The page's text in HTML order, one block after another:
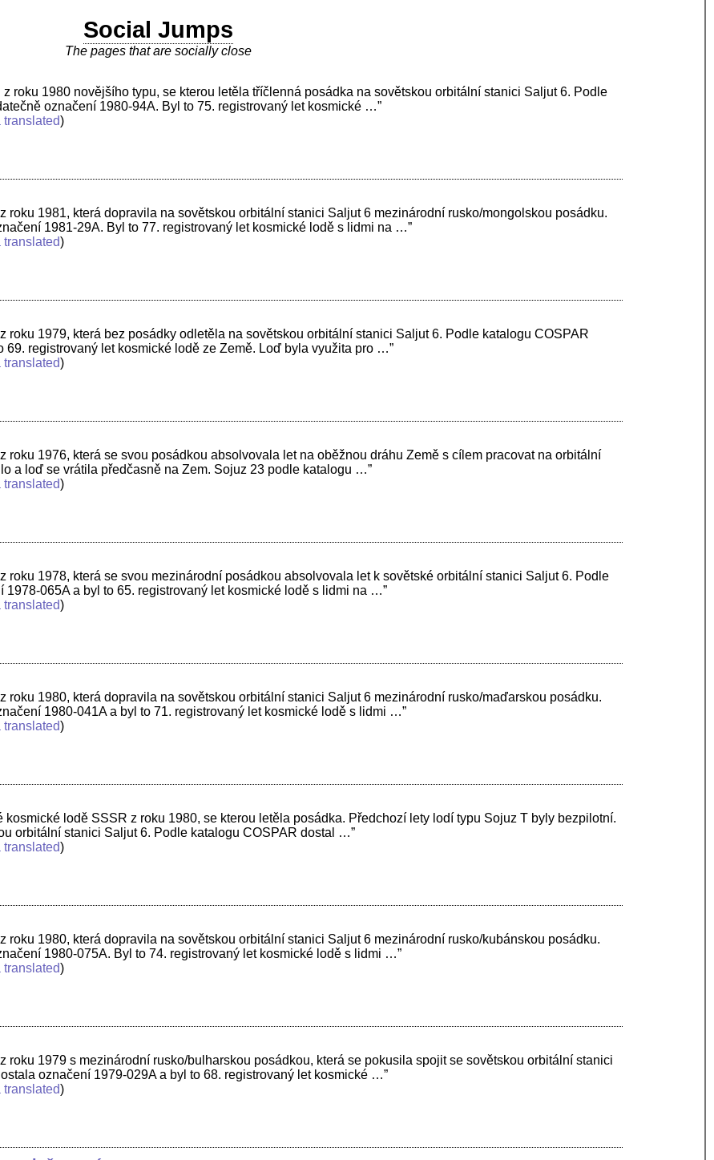
Social Jumps
The pages that are socially close
roku 1980 novějšího typu, se kterou letěla tříčlenná posádka na sovětskou orbitální stanici Saljut 6. Podle
označení 1980-94A. Byl to 75. registrovaný let kosmické …”
translated)
roku 1981, která dopravila na sovětskou orbitální stanici Saljut 6 mezinárodní rusko/mongolskou posádku.
1981-29A. Byl to 77. registrovaný let kosmické lodě s lidmi na …”
translated)
roku 1979, která bez posádky odletěla na sovětskou orbitální stanici Saljut 6. Podle katalogu COSPAR
69. registrovaný let kosmické lodě ze Země. Loď byla využita pro …”
translated)
roku 1976, která se svou posádkou absolvovala let na oběžnou dráhu Země s cílem pracovat na orbitální
a loď se vrátila předčasně na Zem. Sojuz 23 podle katalogu …”
translated)
roku 1978, která se svou mezinárodní posádkou absolvovala let k sovětské orbitální stanici Saljut 6. Podle
1978-065A a byl to 65. registrovaný let kosmické lodě s lidmi na …”
translated)
roku 1980, která dopravila na sovětskou orbitální stanici Saljut 6 mezinárodní rusko/maďarskou posádku.
1980-041A a byl to 71. registrovaný let kosmické lodě s lidmi …”
translated)
kosmické lodě SSSR z roku 1980, se kterou letěla posádka. Předchozí lety lodí typu Sojuz T byly bezpilotní.
orbitální stanici Saljut 6. Podle katalogu COSPAR dostal …”
translated)
roku 1980, která dopravila na sovětskou orbitální stanici Saljut 6 mezinárodní rusko/kubánskou posádku.
1980-075A. Byl to 74. registrovaný let kosmické lodě s lidmi …”
translated)
roku 1979 s mezinárodní rusko/bulharskou posádkou, která se pokusila spojit se sovětskou orbitální stanici
označení 1979-029A a byl to 68. registrovaný let kosmické …”
translated)